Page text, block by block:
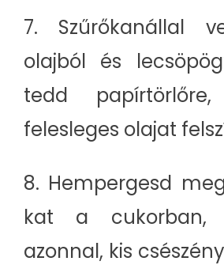
7. Szűrőkanállal
olajból és
tedd
felesleges olajat
8. Hempergesd
kat a cukorban,
azonnal, kis